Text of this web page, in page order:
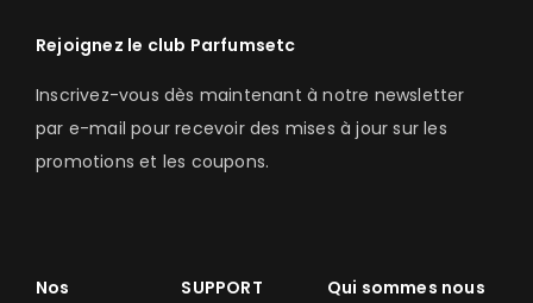
Qui sommes nous
SUPPORT
Nos
Rejoignez le club Parfumsetc
Inscrivez-vous dès maintenant à notre newsletter
par e-mail pour recevoir des mises à jour sur les
promotions et les coupons.